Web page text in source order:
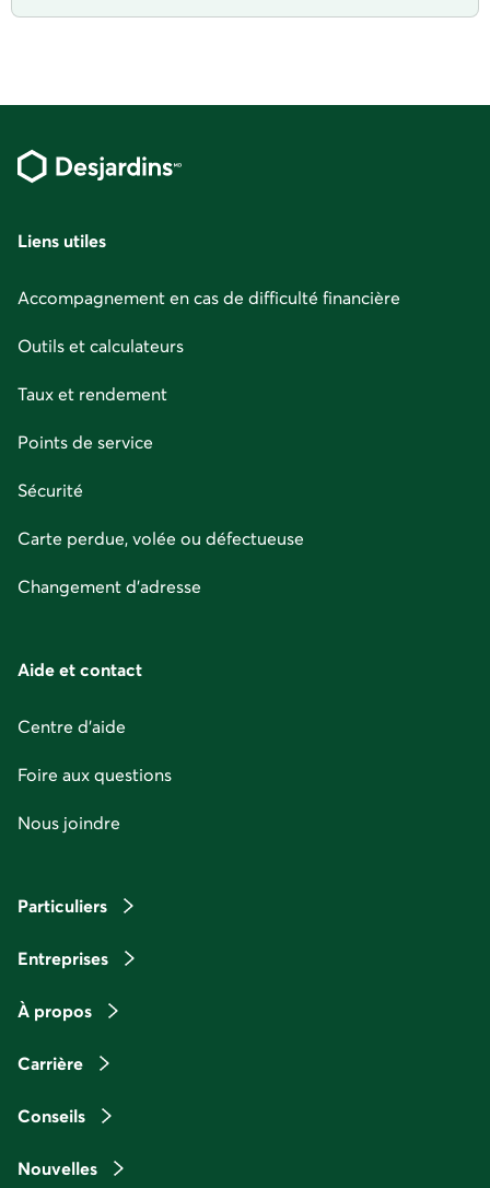
de
Liens utiles
Accompagnement en cas de difficulté financière
Outils et calculateurs
Taux et rendement
Points de service
Sécurité
Carte perdue, volée ou défectueuse
Changement d'adresse
Aide et contact
Centre d'aide
Foire aux questions
Nous joindre
Particuliers
Entreprises
À propos
Carrière
Conseils
Nouvelles